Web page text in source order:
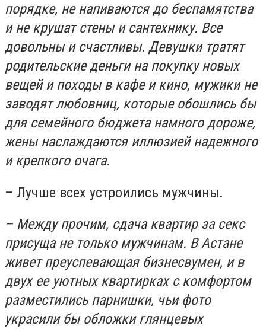
порядке, не напиваются до беспамятства
и не крушат стены и сантехнику. Все
довольны и счастливы. Девушки тратят
родительские деньги на покупку новых
вещей и походы в кафе и кино, мужики не
заводят любовниц, которые обошлись бы
для семейного бюджета намного дороже,
жены наслаждаются иллюзией надежного
и крепкого очага.
– Лучше всех устроились мужчины.
– Между прочим, сдача квартир за секс
присуща не только мужчинам. В Астане
живет преуспевающая бизнесвумен, и в
двух ее уютных квартирках с комфортом
разместились парнишки, чьи фото
украсили бы обложки глянцевых